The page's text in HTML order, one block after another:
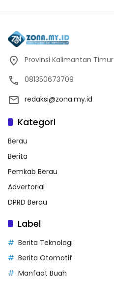
Provinsi Kalimantan Timur
081350673709
redaksi@zona.my.id
Kategori
Berau
Berita
Pemkab Berau
Advertorial
DPRD Berau
Label
Berita Teknologi
Berita Otomotif
Manfaat Buah